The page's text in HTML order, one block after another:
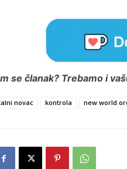
se članak? Trebamo i
novac kontrola new world